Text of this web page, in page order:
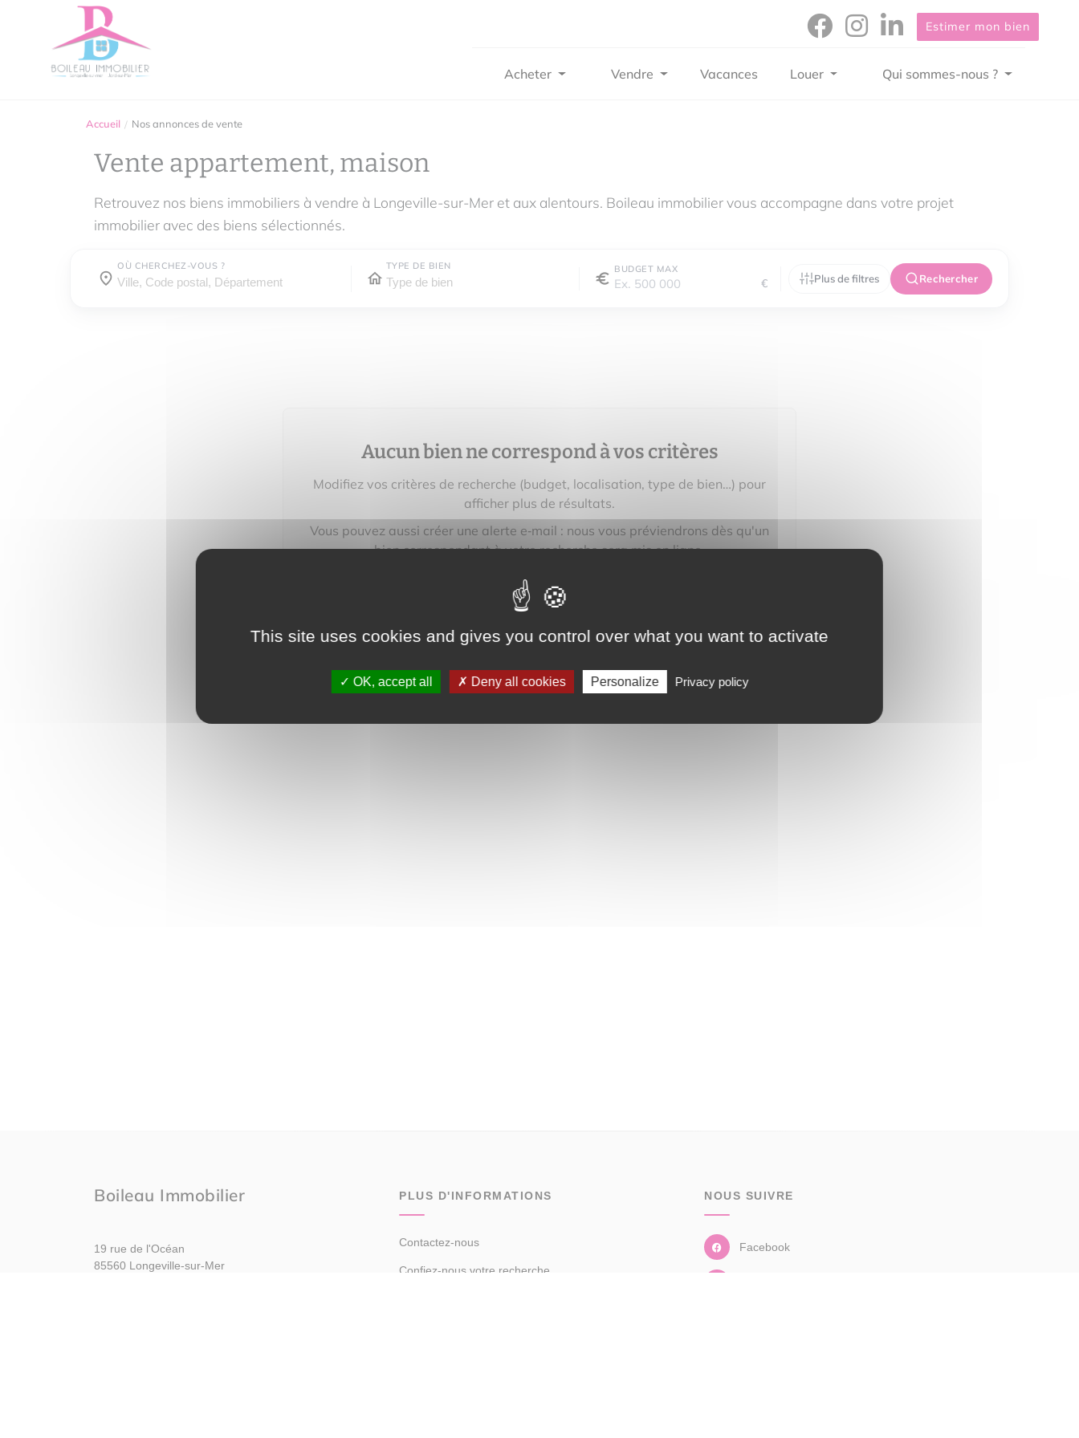
Estimer mon bien
Acheter Vendre Vacances Louer Qui sommes-nous ?
Accueil Nos annonces de vente
Vente appartement, maison
Retrouvez nos biens immobiliers à vendre à Longeville-sur-Mer et aux alentours. Boileau immobilier vous accompagne dans votre projet
immobilier avec des biens sélectionnés.
OÙ CHERCHEZ-VOUS ?
Où cherchez-vous ?
Où cherchez-vous ?
TYPE DE BIEN BUDGET MAX
€ Plus de filtres Rechercher
Aucun bien ne correspond à vos critères
Modifiez vos critères de recherche (budget, localisation, type de bien…) pour
afficher plus de résultats.
Vous pouvez aussi créer une alerte e‑mail : nous vous préviendrons dès qu'un
bien correspondant à votre recherche sera mis en ligne.
créer une alerte
Boileau Immobilier
19 rue de l'Océan
85560 Longeville-sur-Mer
PLUS D'INFORMATIONS
Contactez-nous
Confiez-nous votre recherche
NOUS SUIVRE
Facebook
This site uses cookies and gives you control over what you want to activate
OK, accept all Deny all cookies Personalize Privacy policy